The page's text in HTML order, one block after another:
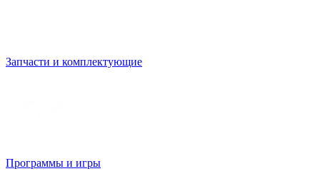
Запчасти и комплектующие
Программы и игры